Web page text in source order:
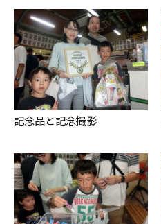
記念品と記念撮影